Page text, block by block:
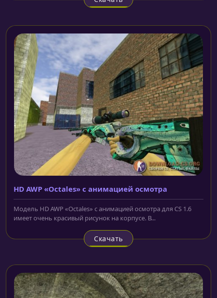
HD AWP «Octales» с анимацией осмотра
Модель HD AWP «Octales» с анимацией осмотра для CS 1.6
имеет очень красивый рисунок на корпусе. В...
Скачать